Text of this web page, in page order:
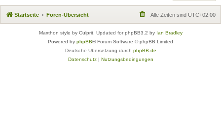
Startseite Foren-Übersicht Alle Zeiten sind UTC+02:00
Maxthon style by Culprit. Updated for phpBB3.2 by Ian Bradley
Powered by phpBB® Forum Software © phpBB Limited
Deutsche Übersetzung durch phpBB.de
Datenschutz| Nutzungsbedingungen